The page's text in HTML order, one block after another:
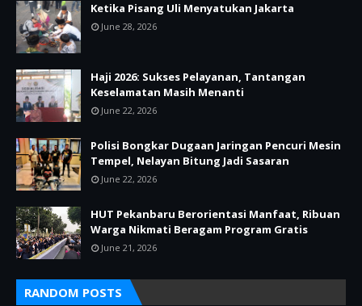
Ketika Pisang Uli Menyatukan Jakarta
June 28, 2026
Haji 2026: Sukses Pelayanan, Tantangan
Keselamatan Masih Menanti
June 22, 2026
Polisi Bongkar Dugaan Jaringan Pencuri Mesin
Tempel, Nelayan Bitung Jadi Sasaran
June 22, 2026
HUT Pekanbaru Berorientasi Manfaat, Ribuan
Warga Nikmati Beragam Program Gratis
June 21, 2026
RANDOM POSTS